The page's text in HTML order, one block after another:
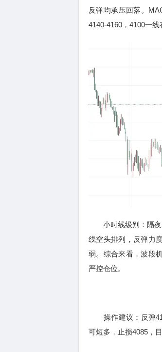
反弹均承压回落。
4140-4160，4100一
小时线级别：隔夜
线空头排列，反弹力
弱。综合来看，波段
严控仓位。
操作建议：反弹
可短多，止损4085，